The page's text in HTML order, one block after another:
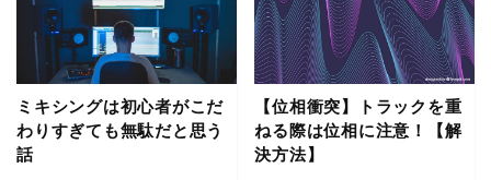
ミキシングは初心者がこだ
わりすぎても無駄だと思う
話
【位相衝突】トラックを重
ねる際は位相に注意！【解
決方法】